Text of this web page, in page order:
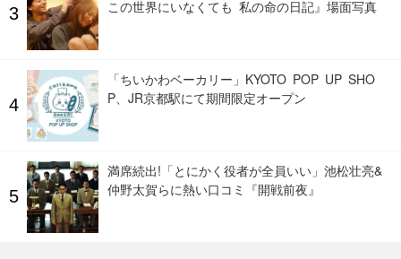
この世界にいなくても 私の命の日記』場面写真
「ちいかわベーカリー」KYOTO POP UP SHO
P、JR京都駅にて期間限定オープン
満席続出!「とにかく役者が全員いい」池松壮亮&
仲野太賀らに熱い口コミ『開戦前夜』